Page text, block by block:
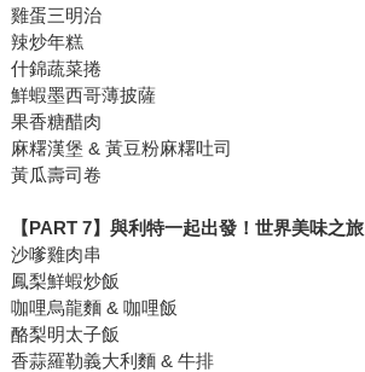
雞蛋三明治
辣炒年糕
什錦蔬菜捲
鮮蝦墨西哥薄披薩
果香糖醋肉
麻糬漢堡 & 黃豆粉麻糬吐司
黃瓜壽司卷
【PART 7】與利特一起出發！世界美味之旅
沙嗲雞肉串
鳳梨鮮蝦炒飯
咖哩烏龍麵 & 咖哩飯
酪梨明太子飯
香蒜羅勒義大利麵 & 牛排